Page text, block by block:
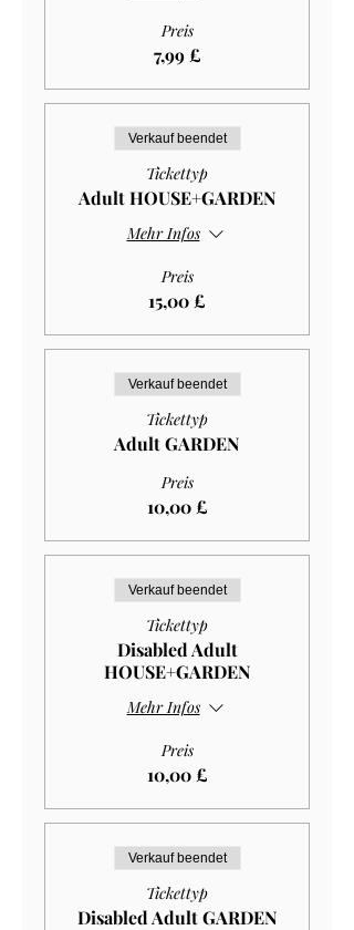
Preis
7,99 £
Verkauf beendet
Tickettyp
Adult HOUSE+GARDEN
Mehr Infos
Preis
15,00 £
Verkauf beendet
Tickettyp
Adult GARDEN
Preis
10,00 £
Verkauf beendet
Tickettyp
Disabled Adult
HOUSE+GARDEN
Mehr Infos
Preis
10,00 £
Verkauf beendet
Tickettyp
Disabled Adult GARDEN